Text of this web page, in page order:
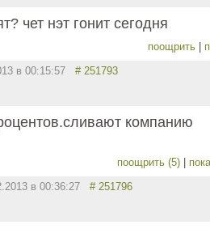
чет нэт гонит сегодня
поощрить
в 00:15:57 # 251793
компанию
поощрить (5)
в 00:36:27 # 251796